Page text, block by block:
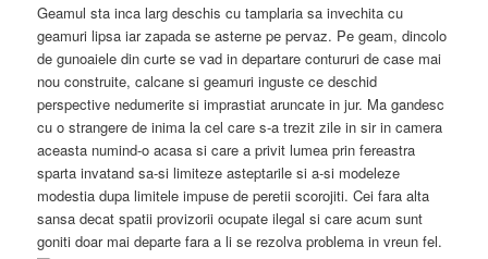
Geamul sta inca larg deschis cu tamplaria sa invechita cu
geamuri lipsa iar zapada se asterne pe pervaz. Pe geam, dincolo
de gunoaiele din curte se vad in departare contururi de case mai
nou construite, calcane si geamuri inguste ce deschid
perspective nedumerite si imprastiat aruncate in jur. Ma gandesc
cu o strangere de inima la cel care s-a trezit zile in sir in camera
aceasta numind-o acasa si care a privit lumea prin fereastra
sparta invatand sa-si limiteze asteptarile si a-si modeleze
modestia dupa limitele impuse de peretii scorojiti. Cei fara alta
sansa decat spatii provizorii ocupate ilegal si care acum sunt
goniti doar mai departe fara a li se rezolva problema in vreun fel.